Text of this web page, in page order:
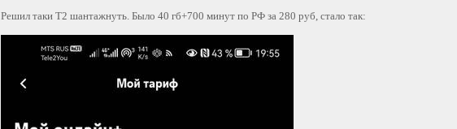
Решил таки Т2 шантажнуть. Было 40 гб+700 минут по РФ за 280 руб, стало так: